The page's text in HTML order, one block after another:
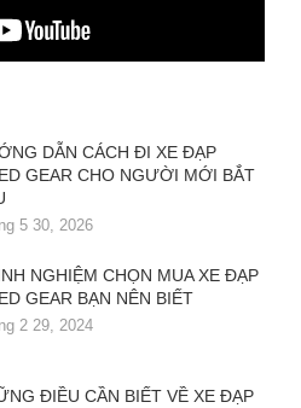
DẪN CÁCH ĐI XE ĐẠP
GEAR CHO NGƯỜI MỚI BẮT
5 30, 2026
NGHIỆM CHỌN MUA XE ĐẠP
GEAR BẠN NÊN BIẾT
2 29, 2024
ĐIỀU CẦN BIẾT VỀ XE ĐẠP